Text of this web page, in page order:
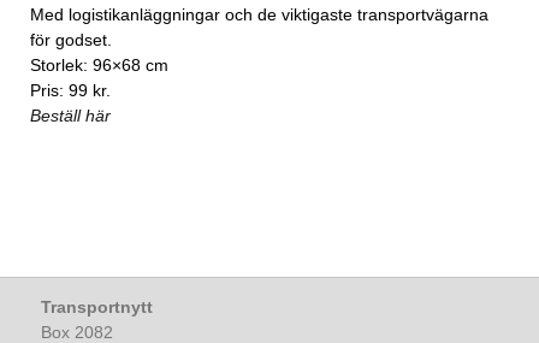
Med logistikanläggningar och de viktigaste transportvägarna
för godset.
Storlek: 96×68 cm
Pris: 99 kr.
Beställ här
Transportnytt
Box 2082